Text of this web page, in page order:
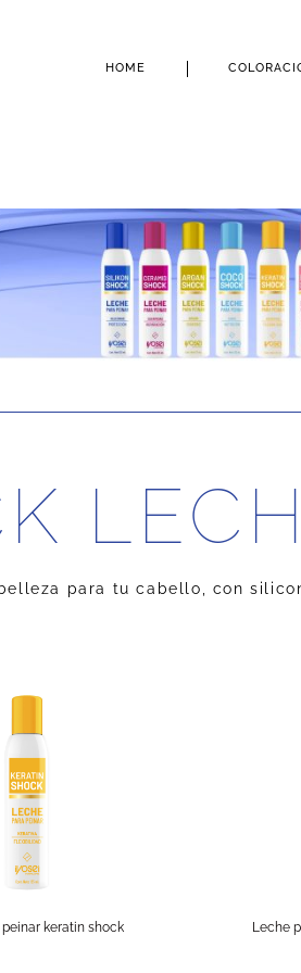
HOME
para tu cabello, con
keratin shock Leche